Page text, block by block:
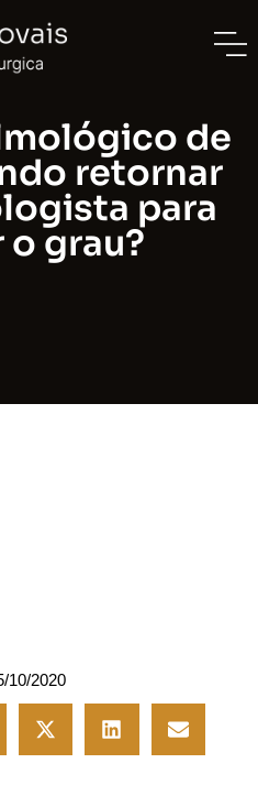
de
retornar
para
grau?
10/2020